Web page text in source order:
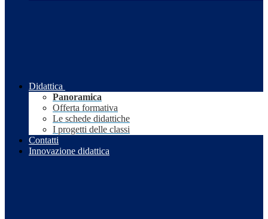
Didattica
Panoramica
Offerta formativa
Le schede didattiche
I progetti delle classi
Contatti
Innovazione didattica